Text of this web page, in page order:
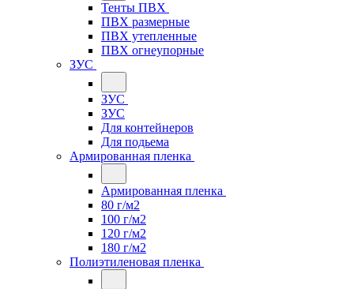
Тенты ПВХ
ПВХ размерные
ПВХ утепленные
ПВХ огнеупорные
ЗУС
ЗУС
ЗУС
Для контейнеров
Для подьема
Армированная пленка
Армированная пленка
80 г/м2
100 г/м2
120 г/м2
180 г/м2
Полиэтиленовая пленка